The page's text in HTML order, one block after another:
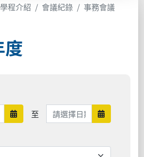
學程介紹 會議紀錄
事務會議
日期範圍開始
至 日期範圍結束 日期範圍